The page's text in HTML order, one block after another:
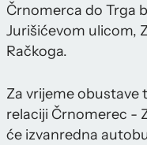
Črnomerca do Trga
Jurišićevom ulicom,
Račkoga.
Za vrijeme obustave
relaciji Črnomerec -
će izvanredna